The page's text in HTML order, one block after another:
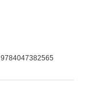
9784047382565